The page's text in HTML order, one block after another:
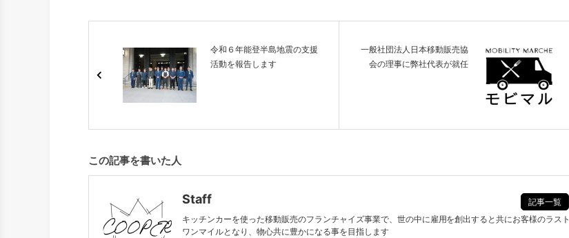
令和６年能登半島地震の支援
活動を報告します
一般社団法人日本移動販売協
会の理事に弊社代表が就任
この記事を書いた人
Staff
記事一覧
キッチンカーを使った移動販売のフランチャイズ事業で、世の中に雇用を創出すると共にお客様のラスト
ワンマイルとなり、物心共に豊かになる事を目指します